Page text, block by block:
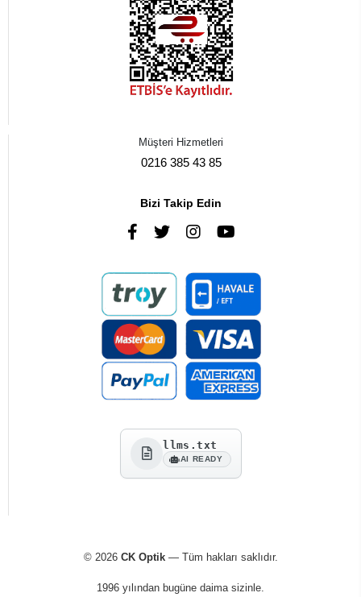
Müşteri Hizmetleri
0216 385 43 85
Bizi Takip Edin
llms.txt
AI READY
© 2026 CK Optik— Tüm hakları saklıdır.
1996 yılından bugüne daima sizinle.